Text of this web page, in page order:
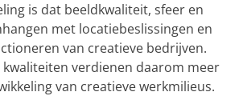
is dat beeldkwaliteit, sfeer en
met locatiebeslissingen en
van creatieve bedrijven.
verdienen daarom meer
van creatieve werkmilieus.